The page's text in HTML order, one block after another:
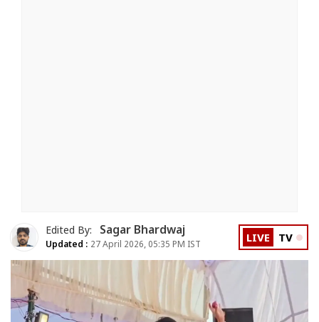
Edited By: Sagar Bhardwaj
Updated : 27 April 2026, 05:35 PM IST LIVE TV